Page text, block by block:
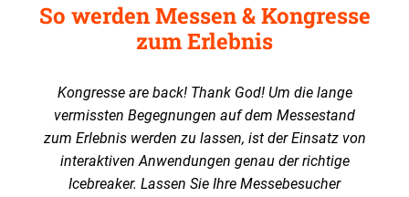
So werden Messen & Kongresse
zum Erlebnis
Kongresse are back! Thank God! Um die lange
vermissten Begegnungen auf dem Messestand
zum Erlebnis werden zu lassen, ist der Einsatz von
interaktiven Anwendungen genau der richtige
Icebreaker. Lassen Sie Ihre Messebesucher